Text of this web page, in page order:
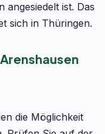
angesiedelt ist. Das
sich in Thüringen.
die Möglichkeit